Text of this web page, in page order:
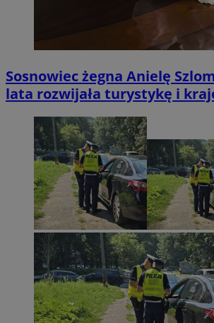
Sosnowiec żegna Anielę
lata rozwijała turystykę i